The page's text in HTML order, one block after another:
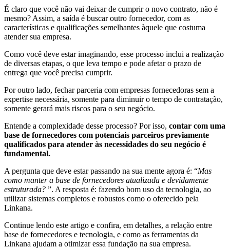
É claro que você não vai deixar de cumprir o novo contrato, não é
mesmo? Assim, a saída é buscar outro fornecedor, com as
características e qualificações semelhantes àquele que costuma
atender sua empresa.
Como você deve estar imaginando, esse processo inclui a realização
de diversas etapas, o que leva tempo e pode afetar o prazo de
entrega que você precisa cumprir.
Por outro lado, fechar parceria com empresas fornecedoras sem a
expertise necessária, somente para diminuir o tempo de contratação,
somente gerará mais riscos para o seu negócio.
Entende a complexidade desse processo? Por isso, contar com uma
base de fornecedores com potenciais parceiros previamente
qualificados para atender às necessidades do seu negócio é
fundamental.
A pergunta que deve estar passando na sua mente agora é: “Mas
como manter a base de fornecedores atualizada e devidamente
estruturada? ”. A resposta é: fazendo bom uso da tecnologia, ao
utilizar sistemas completos e robustos como o oferecido pela
Linkana.
Continue lendo este artigo e confira, em detalhes, a relação entre
base de fornecedores e tecnologia, e como as ferramentas da
Linkana ajudam a otimizar essa fundação na sua empresa.